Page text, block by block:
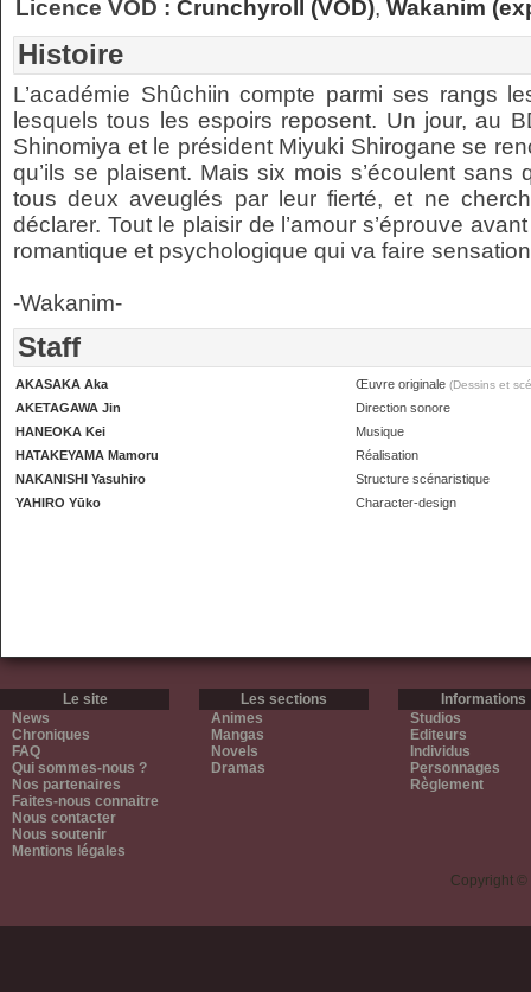
Licence VOD : Crunchyroll (VOD), Wakanim
Histoire
L’académie Shûchiin compte parmi ses rangs
lesquels tous les espoirs reposent. Un jour, au
Shinomiya et le président Miyuki Shirogane se
qu’ils se plaisent. Mais six mois s’écoulent
tous deux aveuglés par leur fierté, et ne
déclarer. Tout le plaisir de l’amour s’éprouve
romantique et psychologique qui va faire
-Wakanim-
Staff
AKASAKA Aka Œuvre originale (Dessins et
AKETAGAWA Jin
Direction sonore
HANEOKA Kei
Musique
HATAKEYAMA Mamoru
Réalisation
NAKANISHI Yasuhiro
Structure scénaristique
YAHIRO Yūko
Character-design
Le site
News
Chroniques
FAQ
Qui sommes-nous ?
Nos partenaires
Faites-nous connaitre
Nous contacter
Nous soutenir
Mentions légales
Les sections
Animes
Mangas
Novels
Dramas
Informations
Studios
Editeurs
Individus
Personnages
Règlement
Copyright ©